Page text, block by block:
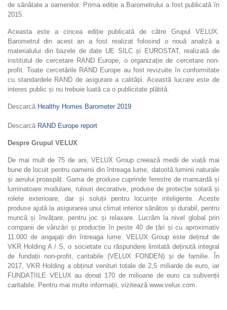
de sănătate a oamenilor. Prima ediție a Barometrului a fost publicată în
2015.
Aceasta este a cincea ediție publicată de către Grupul VELUX.
Barometrul din acest an a fost realizat folosind o nouă analiză a
materialului din bazele de date UE SILC și EUROSTAT, realizată de
institutul de cercetare RAND Europe, o organizație de cercetare non-
profit. Toate cercetările RAND Europe au fost revizuite în conformitate
cu standardele RAND de asigurare a calității. Această lucrare este de
interes public și nu trebuie luată ca o publicitate plătită.
Descarcă Healthy Homes Barometer 2019
Descarcă RAND Europe report
Despre Grupul VELUX
De mai mult de 75 de ani, VELUX Group creează medii de viață mai
bune de locuit pentru oamenii din întreaga lume, datorită luminii naturale
și aerului proaspăt. Gama de produse cuprinde ferestre de mansardă și
luminatoare modulare, rulouri decorative, produse de protecție solară și
rolete exterioare, dar și soluții pentru locuințe inteligente. Aceste
produse ajută la asigurarea unui climat interior sănătos și durabil, pentru
muncă și învățare, pentru joc și relaxare. Lucrăm la nivel global prin
companii de vânzări și producție în peste 40 de țări și cu aproximativ
11.000 de angajați din întreaga lume. VELUX Group este deținut de
VKR Holding A / S, o societate cu răspundere limitată deținută integral
de fundații non-profit, caritabile (VELUX FONDEN) și de familie. În
2017, VKR Holding a obținut venituri totale de 2,5 miliarde de euro, iar
FUNDAȚIILE VELUX au donat 170 de milioane de euro ca subvenții
caritabile. Pentru mai multe informații, vizitează www.velux.com.